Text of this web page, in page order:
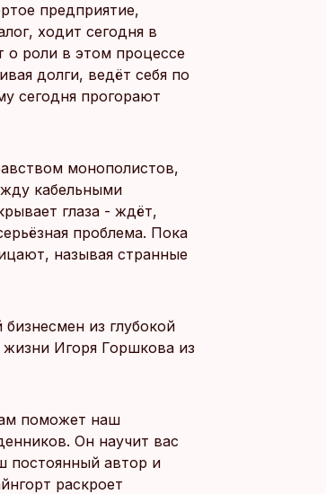
предприятие,
ходит сегодня в
о роли в этом процессе
долги, ведёт себя по
сегодня прогорают
монополистов,
кабельными
глаза - ждёт,
проблема. Пока
называя странные
из глубокой
Игоря Горшкова из
поможет наш
Он научит вас
постоянный автор и
раскроет